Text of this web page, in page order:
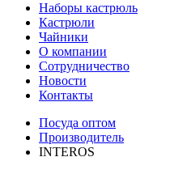
Наборы кастрюль
Кастрюли
Чайники
О компании
Сотрудничество
Новости
Контакты
Посуда оптом
Производитель
INTEROS